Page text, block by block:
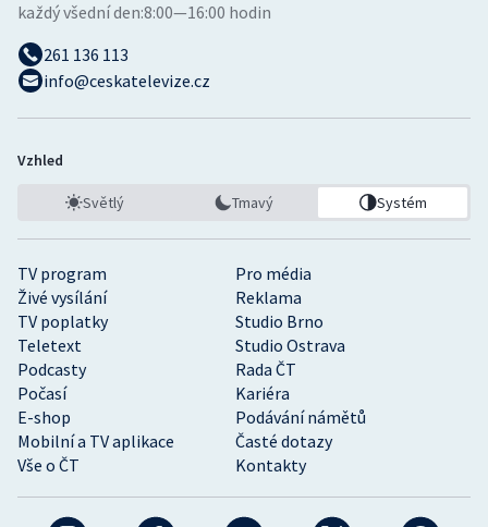
TV program
Pro média
Živé vysílání
Reklama
TV poplatky
Studio Brno
Teletext
Studio Ostrava
Podcasty
Rada ČT
Počasí
Kariéra
E-shop
Podávání námětů
Mobilní a TV aplikace
Časté dotazy
Vše o ČT
Kontakty
každý všední den:8:00—16:00 hodin
261 136 113
info@ceskatelevize.cz
Vzhled
Světlý Tmavý Systém